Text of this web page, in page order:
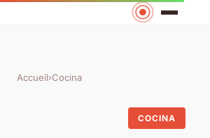
Accueil›Cocina
COCINA